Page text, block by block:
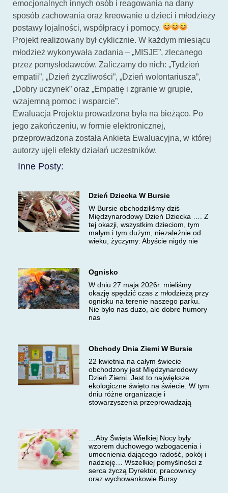
emocjonalnych innych osób i reagowania na dany
sposób zachowania oraz kreowanie u dzieci i młodzieży
postawy lojalności, współpracy i pomocy.
Projekt realizowany był cyklicznie. W każdym miesiącu
młodzież wykonywała zadania – „MISJE”, zlecanego
przez pomysłodawców. Zaliczamy do nich: „Tydzień
empatii”, „Dzień życzliwości”, „Dzień wolontariusza”,
„Dobry uczynek” oraz „Empatię i zgranie w grupie,
wzajemną pomoc i wsparcie”.
Ewaluacja Projektu prowadzona była na bieżąco. Po
jego zakończeniu, w formie elektronicznej,
przeprowadzona została Ankieta Ewaluacyjna, w której
autorzy ujęli efekty działań uczestników.
Inne Posty:
Dzień Dziecka W Bursie
W Bursie obchodziliśmy dziś
Międzynarodowy Dzień Dziecka …. Z
tej okazji, wszystkim dzieciom, tym
małym i tym dużym, niezależnie od
wieku, życzymy: Abyście nigdy nie
Ognisko
W dniu 27 maja 2026r. mieliśmy
okazję spędzić czas z młodzieżą przy
ognisku na terenie naszego parku.
Nie było nas dużo, ale dobre humory
nas
Obchody Dnia Ziemi W Bursie
22 kwietnia na całym świecie
obchodzony jest Międzynarodowy
Dzień Ziemi. Jest to największe
ekologiczne święto na świecie. W tym
dniu różne organizacje i
stowarzyszenia przeprowadzają
…Aby Święta Wielkiej Nocy były
wzorem duchowego wzbogacenia i
umocnienia dającego radość, pokój i
nadzieję… Wszelkiej pomyślności z
serca życzą Dyrektor, pracownicy
oraz wychowankowie Bursy